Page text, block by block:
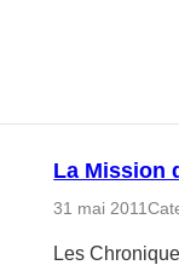
La Mission
31 mai 2011
Les